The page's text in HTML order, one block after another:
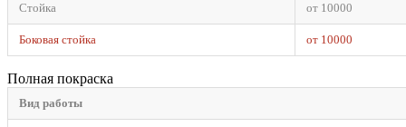
Стойка от 10000
Боковая стойка от 10000
Полная покраска
Вид работы